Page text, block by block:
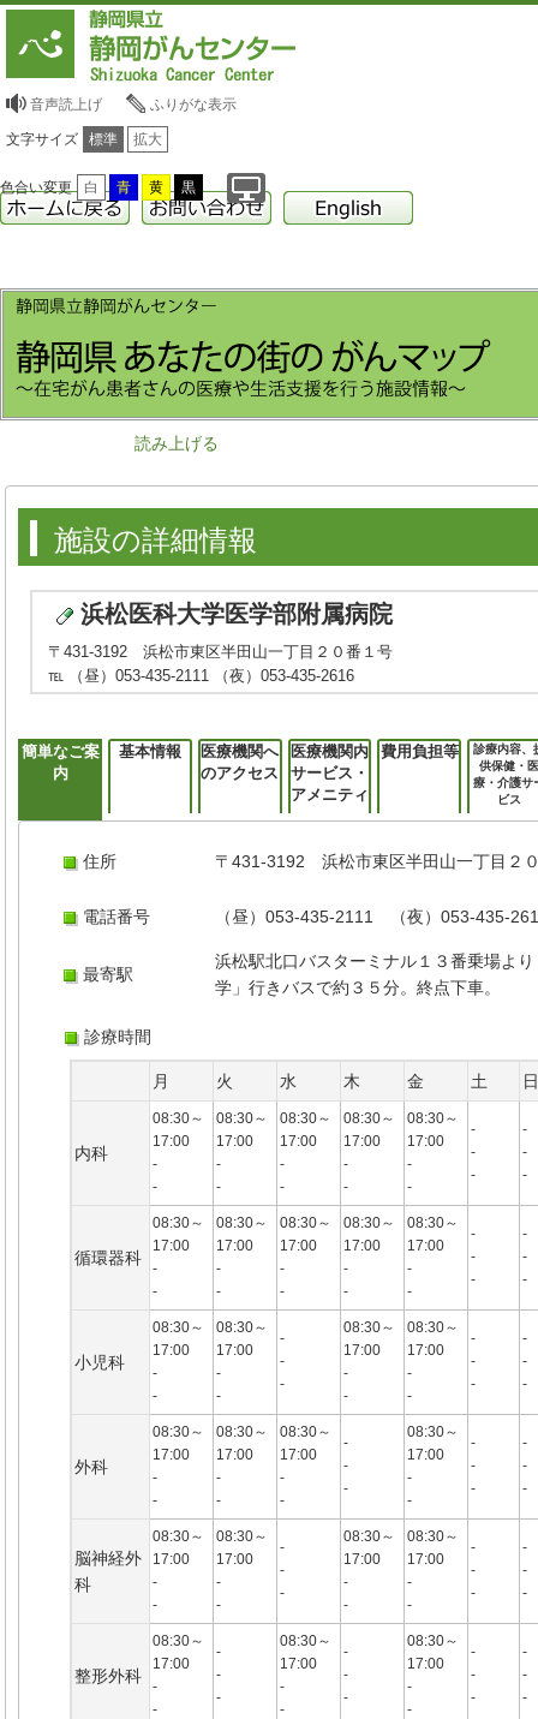
音声読上げ ふりがな表示
文字サイズ 標準 拡大
色合い変更 白 青 黄 黒
読み上げる
施設の詳細情報
浜松医科大学医学部附属病院
〒431-3192 浜松市東区半田山一丁目２０番１号
℡ （昼）053-435-2111 （夜）053-435-2616
簡単なご案
内
基本情報
医療機関へ
のアクセス
医療機関内
サービス・
アメニティ
費用負担等
診療内容、
供保健・
療・介護サ
ビス
住所 〒431-3192 浜松市東区半田山一丁目２
電話番号 （昼）053-435-2111 （夜）053-435-
最寄駅
浜松駅北口バスターミナル１３番乗場よ
学」行きバスで約３５分。終点下車。
診療時間
月 火 水 木 金 土
内科
08:30～
17:00
-
-
08:30～
17:00
-
-
08:30～
17:00
-
-
08:30～
17:00
-
-
08:30～
17:00
-
-
-
-
-
-
-
-
循環器科
08:30～
17:00
-
-
08:30～
17:00
-
-
08:30～
17:00
-
-
08:30～
17:00
-
-
08:30～
17:00
-
-
-
-
-
-
-
-
小児科
08:30～
17:00
-
-
08:30～
17:00
-
-
-
-
-
08:30～
17:00
-
-
08:30～
17:00
-
-
-
-
-
-
-
-
外科
08:30～
17:00
-
-
08:30～
17:00
-
-
08:30～
17:00
-
-
-
-
-
08:30～
17:00
-
-
-
-
-
-
-
-
脳神経外
科
08:30～
17:00
-
-
08:30～
17:00
-
-
-
-
-
08:30～
17:00
-
-
08:30～
17:00
-
-
-
-
-
-
-
-
整形外科
08:30～
17:00
-
-
-
-
-
08:30～
17:00
-
-
-
-
-
08:30～
17:00
-
-
-
-
-
-
-
-